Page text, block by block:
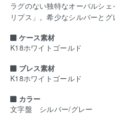
ラグのない独特なオーバルシ
リプス」。希少なシルバーとグ
ケース素材
K18ホワイトゴールド
ブレス素材
K18ホワイトゴールド
カラー
文字盤 シルバー/グレー